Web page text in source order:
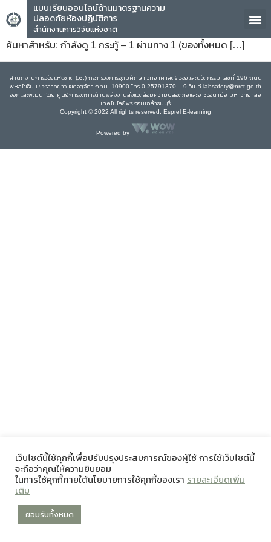
แบบเรียนออนไลน์ด้านมาตรฐานความ
ปลอดภัยห้องปฏิบัติการ
สำนักงานการวิจัยแห่งชาติ
ค้นหาสำหรับ: กำลังดู 1 กระทู้ – 1 ผ่านทาง 1 (ของทั้งหมด […]
สำนักงานการวิจัยแห่งชาติ (วช.) กระทรวงการอุดมศึกษา วิทยาศาสตร์ วิจัยและนวัตกรรม เลขที่ 196 ถนน
พหลโยธิน แขวงลาดยาว เขตจตุจักร กทม. 10900 โทร 0 25791370 – 9 อีเมล์ labsafety@nrct.go.th
ออกและพัฒนาโดย ศูนย์การจัดการด้านพลังงานสิ่งแวดล้อมความปลอดภัยและอาชีวอนามัย มหาวิทยาลัย
เทคโนโลยีพระจอมเกล้าธนบุรี
Copyright © 2022 All rights reserved, Esprel E-learning
Powered by
เว็บไซต์นี้ใช้คุกกี้เพื่อปรับปรุงประสบการณ์ของผู้ใช้ การใช้เว็บไซต์นี้
จะถือว่าคุณให้ความยินยอม
ในการใช้คุกกี้ภายใต้นโยบายการใช้คุกกี้ของเรา รายละเอียดเพิ่ม
เติม
ยอมรับทั้งหมด